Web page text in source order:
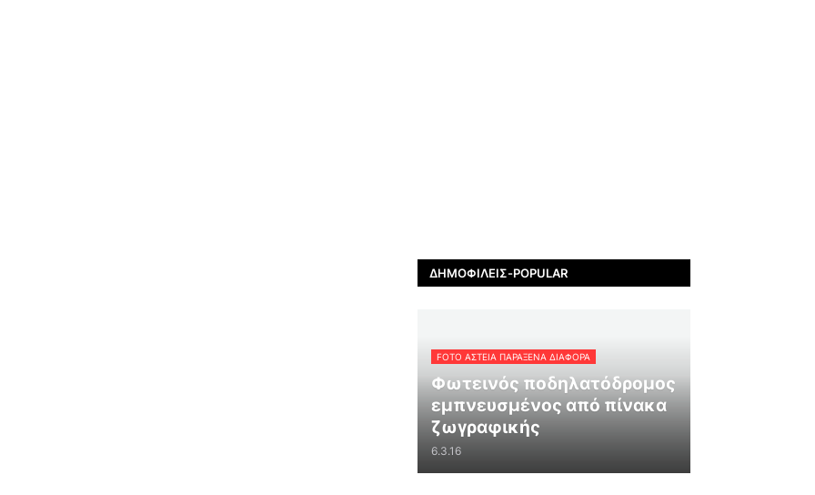
ΔΗΜΟΦΙΛΕΊΣ-POPULAR
FOTO ΑΣΤΕΙΑ ΠΑΡΑΞΕΝΑ ΔΙΑΦΟΡΑ
Φωτεινός ποδηλατόδρομος
εμπνευσμένος από πίνακα
ζωγραφικής
6.3.16